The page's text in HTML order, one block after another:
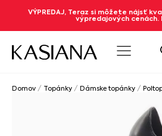
VÝPREDAJ, Teraz si môžete nájsť
výpredajových cenách.
Domov / Topánky / Dámske topánky /